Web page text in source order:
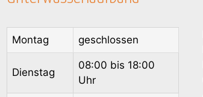
Montag geschlossen
Dienstag
08:00 bis 18:00
Uhr